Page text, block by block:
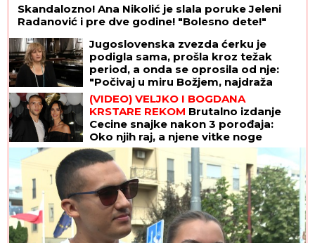
Skandalozno! Ana Nikolić je slala poruke Jeleni
Radanović i pre dve godine! "Bolesno dete!"
Jugoslovenska zvezda ćerku je
podigla sama, prošla kroz težak
period, a onda se oprosila od nje:
"Počivaj u miru Božjem, najdraža
moja Ivi"
(VIDEO) VELJKO I BOGDANA
KRSTARE REKOM Brutalno izdanje
Cecine snajke nakon 3 porođaja:
Oko njih raj, a njene vitke noge
oduzimaju dah